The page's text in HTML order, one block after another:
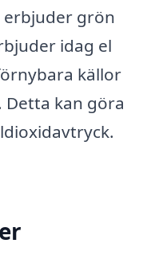
erbjuder grön
idag el
källor
Detta kan göra